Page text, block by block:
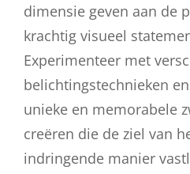
dimensie geven aan de
krachtig visueel
Experimenteer met
belichtingstechnieken
unieke en memorabele
creëren die de ziel van
indringende manier